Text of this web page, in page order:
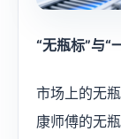
“无瓶标”与“
市场上的无
康师傅的无